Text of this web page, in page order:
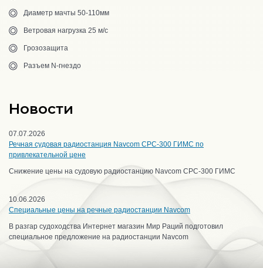
Диаметр мачты 50-110мм
Ветровая нагрузка 25 м/с
Грозозащита
Разъем N-гнездо
Новости
07.07.2026
Речная судовая радиостанция Navcom CPC-300 ГИМС по
привлекательной цене
Снижение цены на судовую радиостанцию Navcom CPC-300 ГИМС
10.06.2026
Специальные цены на речные радиостанции Navcom
В разгар судоходства Интернет магазин Мир Раций подготовил
специальное предложение на радиостанции Navcom